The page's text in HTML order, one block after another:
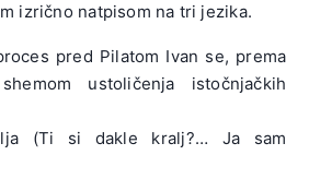
izrično natpisom na tri jezika.
pred Pilatom Ivan se, prema
ustoličenja istočnjačkih
(Ti si dakle kralj?… Ja sam